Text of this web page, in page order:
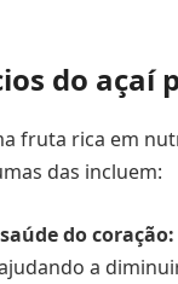
do açaí
fruta rica em
das incluem:
do coração:
a